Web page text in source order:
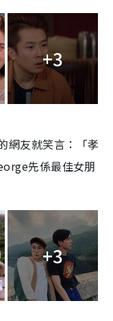
+3
網友就笑言：「孝
先係最佳女朋
+3